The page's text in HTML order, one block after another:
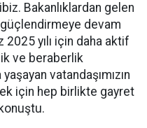
Bakanlıklardan gelen
devam
yılı için daha aktif
ve beraberlik
vatandaşımızın
için hep birlikte gayret